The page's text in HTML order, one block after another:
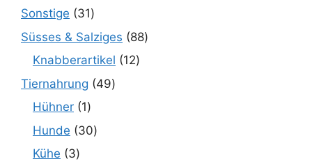
Sonstige
31
Süsses & Salziges
88
Knabberartikel
12
Tiernahrung
49
Hühner 1
Hunde
30
Kühe
3